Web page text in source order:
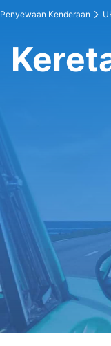
Penyewaan Kenderaan